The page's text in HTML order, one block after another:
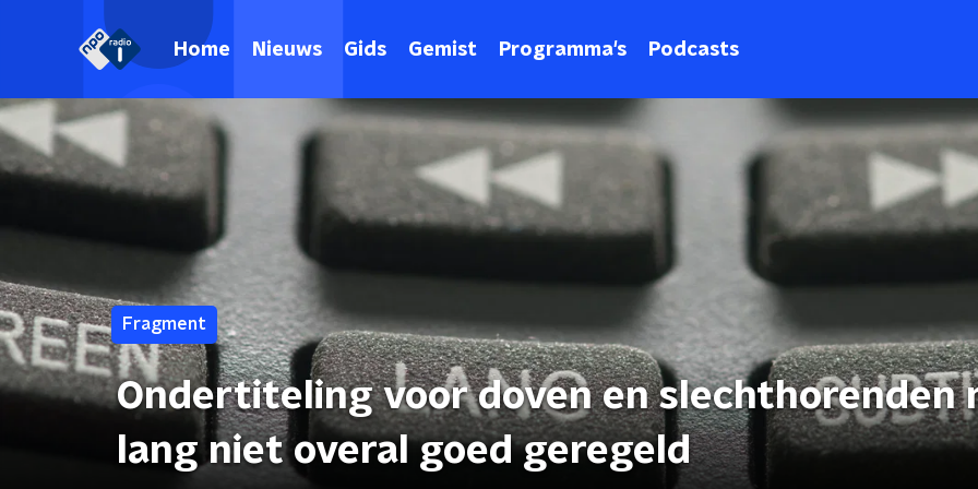
Home Nieuws Gids Gemist Programma's Podcasts
Fragment
Ondertiteling voor doven en slechthorenden
lang niet overal goed geregeld